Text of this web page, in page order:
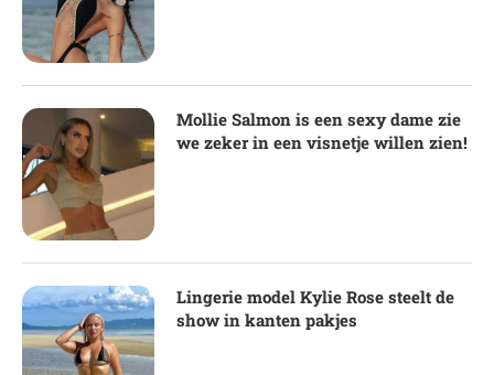
Mollie Salmon is een sexy dame zie
we zeker in een visnetje willen zien!
Lingerie model Kylie Rose steelt de
show in kanten pakjes